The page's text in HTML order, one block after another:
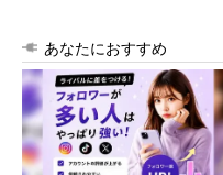
あなたにおすすめ